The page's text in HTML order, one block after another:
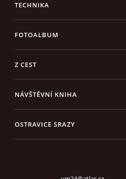
TECHNIKA
FOTOALBUM
Z CEST
NÁVŠTĚVNÍ KNIHA
OSTRAVICE SRAZY